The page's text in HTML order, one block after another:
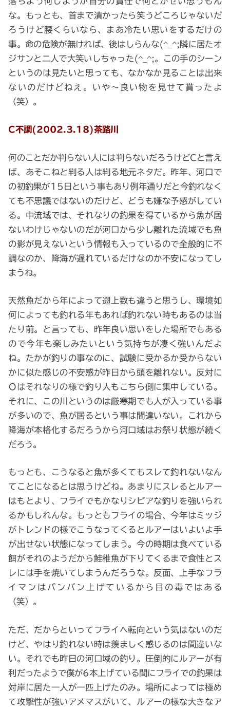
な。もっとも、首まで漬かったら笑うどころじゃないだ
ろうけど腰くらいなら、まあ冷たい思いをするだけの
事。命の危険が無ければ、後はしらんな(^_^;隣に居たオ
ジサンと二人で大笑いしちゃった(^_^;。この手のシーン
というのは見たいと思っても、なかなか見ることは出来
ないのだけどねえ。いや～良い物を見せて貰ったよ
（笑）。
C不調(2002.3.18)茶路川
何のことだか判らない人には判らないだろうけどCと言え
ば、あそこねと判る人は判る地元ネタだ。昨年、河口で
の初釣果が15日という事もあり例年通りだと今釣れなく
ても不思議ではないのだけど、どうも嫌な予感がしてい
る。中流域では、それなりの釣果を得ているから魚が居
ないわけじゃないのだが河口から少し離れた流域でも魚
の影が見えないという情報も入っているので全般的に不
調なのか、降海が遅れているだけなのか不安になってし
まうね。
天然魚だから年によって遡上数も違うと思うし、環境如
何によっても釣れる年もあれば釣れない時もあるのは当
たり前。と言っても、昨年良い思いをした場所でもある
ので今年も楽しみたいという気持ちが凄く強いんだよ
ね。たかが釣りの事なのに、試験に受かるか受からない
かに似た感じの不安感が昨日から頭を離れない。反対に
Ｏはそれなりの様で釣り人もこちら側に集中している。
それに、この川というのは厳寒期でも人が入っている事
が多いので、魚が居るという事は間違いない。これから
降海が本格化するだろうから河口域はお祭り状態が続く
だろう。
もっとも、こうなると魚が多くてもスレて釣れないなん
てことになるとは思うけどね。あまりにスレるとルアー
はもとより、フライでもかなりシビアな釣りを強いられ
るかもしれんな。もっともフライの場合、今年はミッジ
がトレンドの様でこうなってくるとルアーはいよいよ手
が出せない状態になってしまう。今の時期は食べている
餌がそれのようだから鮭稚魚が下りてくるまで食性とス
レには手を焼いてしまうんだろうな。反面、上手なフラ
イマンはバンバン上げているから目の毒ではある
（笑）。
ただ、だからといってフライへ転向という気はないのだ
けど、やはり釣れない時は羨ましく感じるのは間違いな
い。それでも昨日の河口域の釣り。圧倒的にルアーが有
利だったようで僕が6本上げている間にフライでの釣果は
対岸に居た一人が一匹上げたのみ。場所によっては極め
て攻撃性が強いアメマスがいて、ルアーの様な大きなア